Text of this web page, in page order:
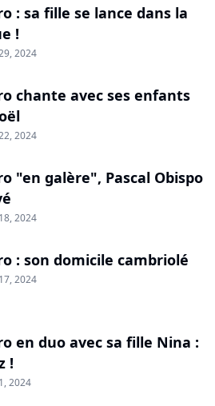
: sa fille se lance dans la
!
2024
chante avec ses enfants
2024
"en galère", Pascal Obispo
2024
: son domicile cambriolé
2024
en duo avec sa fille Nina :
!
2024